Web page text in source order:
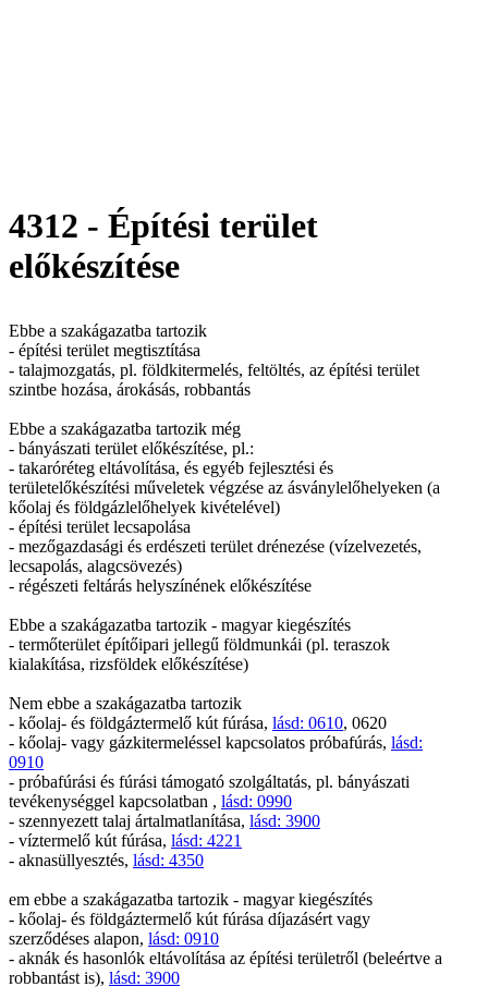
4312 - Építési terület
előkészítése
Ebbe a szakágazatba tartozik
- építési terület megtisztítása
- talajmozgatás, pl. földkitermelés, feltöltés, az építési terület
szintbe hozása, árokásás, robbantás
Ebbe a szakágazatba tartozik még
- bányászati terület előkészítése, pl.:
- takaróréteg eltávolítása, és egyéb fejlesztési és
területelőkészítési műveletek végzése az ásványlelőhelyeken (a
kőolaj és földgázlelőhelyek kivételével)
- építési terület lecsapolása
- mezőgazdasági és erdészeti terület drénezése (vízelvezetés,
lecsapolás, alagcsövezés)
- régészeti feltárás helyszínének előkészítése
Ebbe a szakágazatba tartozik - magyar kiegészítés
- termőterület építőipari jellegű földmunkái (pl. teraszok
kialakítása, rizsföldek előkészítése)
Nem ebbe a szakágazatba tartozik
- kőolaj- és földgáztermelő kút fúrása, lásd: 0610, 0620
- kőolaj- vagy gázkitermeléssel kapcsolatos próbafúrás, lásd:
0910
- próbafúrási és fúrási támogató szolgáltatás, pl. bányászati
tevékenységgel kapcsolatban , lásd: 0990
- szennyezett talaj ártalmatlanítása, lásd: 3900
- víztermelő kút fúrása, lásd: 4221
- aknasüllyesztés, lásd: 4350
em ebbe a szakágazatba tartozik - magyar kiegészítés
- kőolaj- és földgáztermelő kút fúrása díjazásért vagy
szerződéses alapon, lásd: 0910
- aknák és hasonlók eltávolítása az építési területről (beleértve a
robbantást is), lásd: 3900